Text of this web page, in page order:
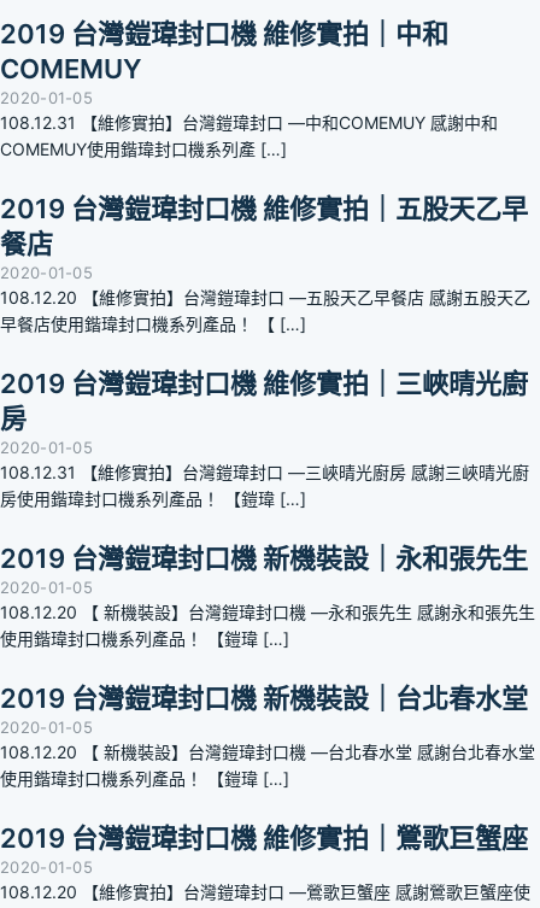
2019 台灣鎧瑋封口機 維修實拍｜中和
COMEMUY
2020-01-05
108.12.31 【維修實拍】台灣鎧瑋封口 —中和COMEMUY 感謝中和
COMEMUY使用鍇瑋封口機系列產 […]
2019 台灣鎧瑋封口機 維修實拍｜五股天乙早
餐店
2020-01-05
108.12.20 【維修實拍】台灣鎧瑋封口 —五股天乙早餐店 感謝五股天乙
早餐店使用鍇瑋封口機系列產品！ 【 […]
2019 台灣鎧瑋封口機 維修實拍｜三峽晴光廚
房
2020-01-05
108.12.31 【維修實拍】台灣鎧瑋封口 —三峽晴光廚房 感謝三峽晴光廚
房使用鍇瑋封口機系列產品！ 【鎧瑋 […]
2019 台灣鎧瑋封口機 新機裝設｜永和張先生
2020-01-05
108.12.20 【 新機裝設】台灣鎧瑋封口機 —永和張先生 感謝永和張先生
使用鍇瑋封口機系列產品！ 【鎧瑋 […]
2019 台灣鎧瑋封口機 新機裝設｜台北春水堂
2020-01-05
108.12.20 【 新機裝設】台灣鎧瑋封口機 —台北春水堂 感謝台北春水堂
使用鍇瑋封口機系列產品！ 【鎧瑋 […]
2019 台灣鎧瑋封口機 維修實拍｜鶯歌巨蟹座
2020-01-05
108.12.20 【維修實拍】台灣鎧瑋封口 —鶯歌巨蟹座 感謝鶯歌巨蟹座使